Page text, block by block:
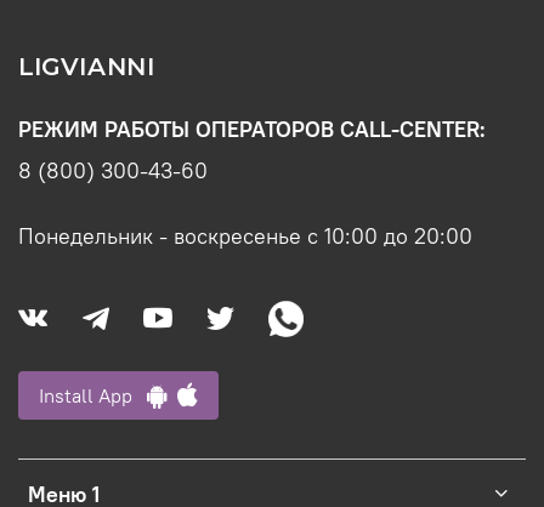
LIGVIANNI
Меню 1
РЕЖИМ РАБОТЫ ОПЕРАТОРОВ CALL-CENTER:
8 (800) 300-43-60
Понедельник - воскресенье с 10:00 до 20:00
Install App